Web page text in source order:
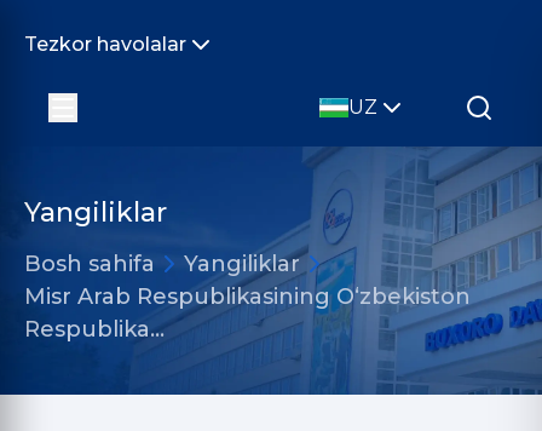
Tezkor havolalar
UZ
Yangiliklar
Bosh sahifa
Yangiliklar
Misr Arab Respublikasining O‘zbekiston
Respublika…